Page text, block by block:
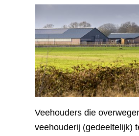
Veehouders die
veehouderij (gedeeltelijk)